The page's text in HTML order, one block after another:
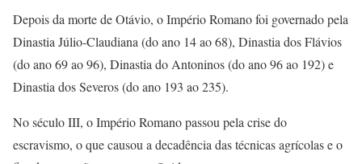
Depois da morte de Otávio, o Império Romano foi governado pela
Dinastia Júlio-Claudiana (do ano 14 ao 68), Dinastia dos Flávios
(do ano 69 ao 96), Dinastia do Antoninos (do ano 96 ao 192) e
Dinastia dos Severos (do ano 193 ao 235).
No século III, o Império Romano passou pela crise do
escravismo, o que causou a decadência das técnicas agrícolas e o